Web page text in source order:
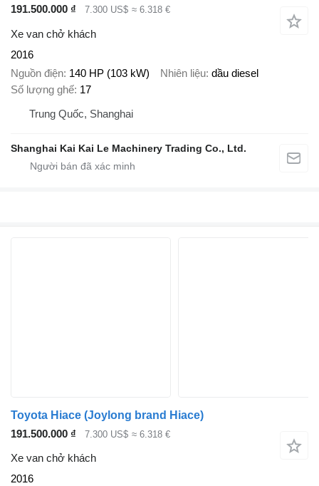
191.500.000 ₫
7.300 US$ ≈ 6.318 €
Xe van chở khách
2016
Nguồn điện 140 HP (103 kW) Nhiên liệu dầu diesel
Số lượng ghế 17
Trung Quốc, Shanghai
Shanghai Kai Kai Le Machinery Trading Co., Ltd.
Toyota Hiace (Joylong brand Hiace)
191.500.000 ₫
7.300 US$ ≈ 6.318 €
Xe van chở khách
2016